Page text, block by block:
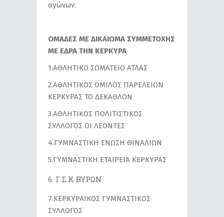
αγώνων.
ΟΜΑΔΕΣ ΜΕ ΔΙΚΑΙΩΜΑ ΣΥΜΜΕΤΟΧΗΣ
ΜΕ ΕΔΡΑ ΤΗΝ ΚΕΡΚΥΡΑ
1.ΑΘΛΗΤΙΚΟ ΣΩΜΑΤΕΙΟ ΑΤΛΑΣ
2.ΑΘΛΗΤΙΚΟΣ ΟΜΙΛΟΣ ΠΑΡΕΛΕΙΩΝ
ΚΕΡΚΥΡΑΣ ΤΟ ΔΕΚΑΘΛΟΝ
3.ΑΘΛΗΤΙΚΟΣ ΠΟΛΙΤΙΣΤΙΚΟΣ
ΣΥΛΛΟΓΟΣ ΟΙ ΛΕΟΝΤΕΣ
4.ΓΥΜΝΑΣΤΙΚΗ ΕΝΩΣΗ ΘΙΝΑΛΙΩΝ
5.ΓΥΜΝΑΣΤΙΚΗ ΕΤΑΙΡΕΙΑ ΚΕΡΚΥΡΑΣ
Γ.Σ.Κ ΒΥΡΩΝ
7.ΚΕΡΚΥΡΑΙΚΟΣ ΓΥΜΝΑΣΤΙΚΟΣ
ΣΥΛΛΟΓΟΣ